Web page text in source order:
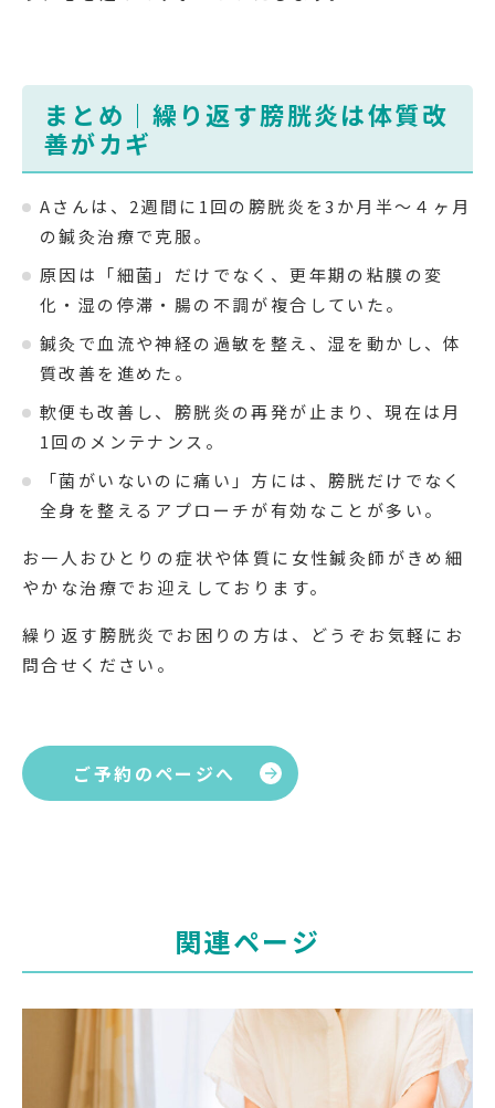
まとめ｜繰り返す膀胱炎は体質改
善がカギ
Aさんは、2週間に1回の膀胱炎を3か月半～４ヶ月
の鍼灸治療で克服。
原因は「細菌」だけでなく、更年期の粘膜の変
化・湿の停滞・腸の不調が複合していた。
鍼灸で血流や神経の過敏を整え、湿を動かし、体
質改善を進めた。
軟便も改善し、膀胱炎の再発が止まり、現在は月
1回のメンテナンス。
「菌がいないのに痛い」方には、膀胱だけでなく
全身を整えるアプローチが有効なことが多い。
お一人おひとりの症状や体質に女性鍼灸師がきめ細
やかな治療でお迎えしております。
繰り返す膀胱炎でお困りの方は、どうぞお気軽にお
問合せください。
ご予約のページへ
関連ページ